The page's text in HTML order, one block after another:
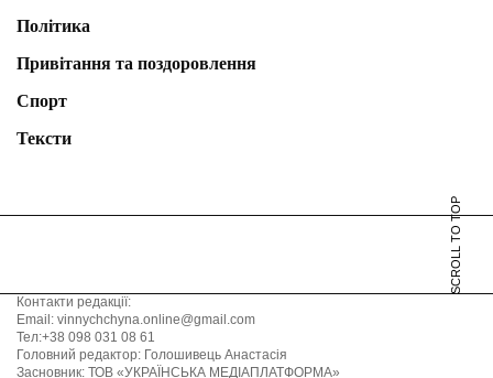
Політика
Привітання та поздоровлення
Спорт
Тексти
SCROLL TO TOP
Контакти редакції:
Email: vinnychchyna.online@gmail.com
Тел:+38 098 031 08 61
Головний редактор: Голошивець Анастасія
Засновник: ТОВ «УКРАЇНСЬКА МЕДІАПЛАТФОРМА»